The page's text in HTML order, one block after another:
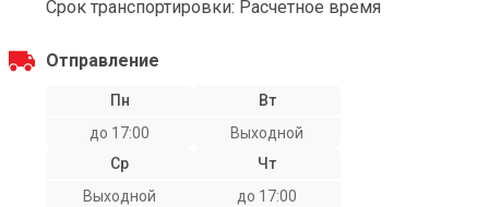
Срок транспортировки: Расчетное время
Отправление
Пн
до 17:00
Вт
Выходной
Ср
Выходной
Чт
до 17:00